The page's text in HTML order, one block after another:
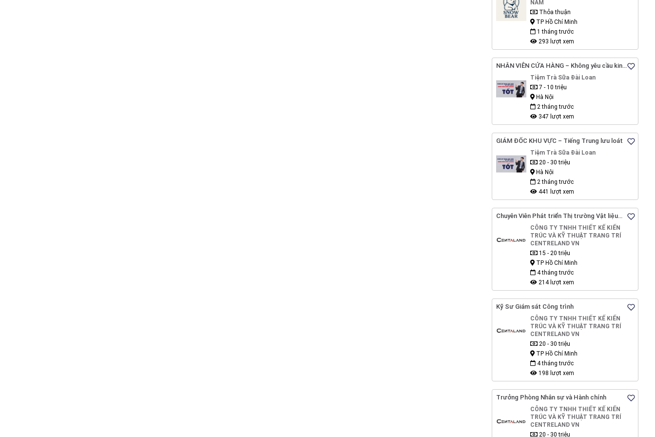
NAM
Thỏa thuận
TP Hồ Chí Minh
1 tháng trước
293 lượt xem
NHÂN VIÊN CỬA HÀNG – Không yêu cầu kinh
nghiệm - Hà Nội
Tiệm Trà Sữa Đài Loan
7 - 10 triệu
Hà Nội
2 tháng trước
347 lượt xem
GIÁM ĐỐC KHU VỰC – Tiếng Trung lưu loát
Tiệm Trà Sữa Đài Loan
20 - 30 triệu
Hà Nội
2 tháng trước
441 lượt xem
Chuyên Viên Phát triển Thị trường Vật liệu
CÔNG TY TNHH THIẾT KẾ KIẾN
TRÚC VÀ KỸ THUẬT TRANG TRÍ
CENTRELAND VN
15 - 20 triệu
TP Hồ Chí Minh
4 tháng trước
214 lượt xem
Kỹ Sư Giám sát Công trình
CÔNG TY TNHH THIẾT KẾ KIẾN
TRÚC VÀ KỸ THUẬT TRANG TRÍ
CENTRELAND VN
20 - 30 triệu
TP Hồ Chí Minh
4 tháng trước
198 lượt xem
Trưởng Phòng Nhân sự và Hành chính
CÔNG TY TNHH THIẾT KẾ KIẾN
TRÚC VÀ KỸ THUẬT TRANG TRÍ
CENTRELAND VN
20 - 30 triệu